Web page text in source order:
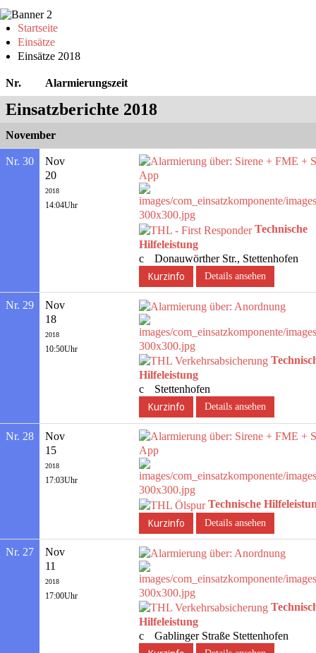
Startseite
Einsätze
Einsätze 2018
Nr. Alarmierungszeit
Einsatzberichte 2018
November
Nr. 30
Nov
20
2018
14:04Uhr
Technische
Hilfeleistung
Donauwörther Str., Stettenhofen
Details ansehen
Nr. 29
Nov
18
2018
10:50Uhr
Hilfeleistung
Stettenhofen
Details ansehen
Nr. 28
Nov
15
2018
17:03Uhr
Technische
Details ansehen
Nr. 27
Nov
11
2018
17:00Uhr
Hilfeleistung
Gablinger Straße Stettenhofen